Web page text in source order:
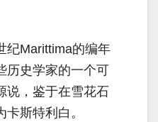
纪Marittima的编年
历史学家的一个可
说，鉴于在雪花石
斯特利白。